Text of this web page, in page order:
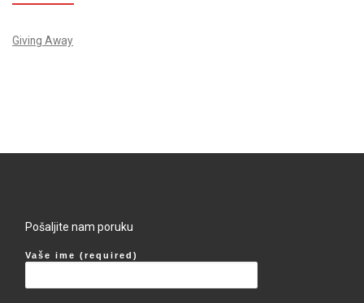
Giving Away
Pošaljite nam poruku
Vaše ime (required)